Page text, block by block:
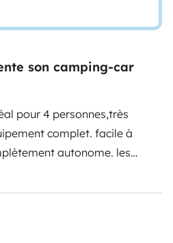
son camping-car
pour 4 personnes,très
complet. facile à
autonome. les
vivre avec une décoration